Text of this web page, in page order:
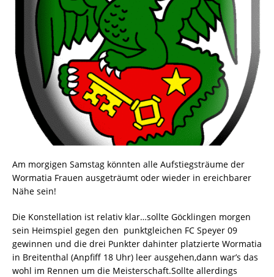
Am morgigen Samstag könnten alle Aufstiegsträume der
Wormatia Frauen ausgeträumt oder wieder in ereichbarer
Nähe sein!
Die Konstellation ist relativ klar…sollte Göcklingen morgen
sein Heimspiel gegen den punktgleichen FC Speyer 09
gewinnen und die drei Punkter dahinter platzierte Wormatia
in Breitenthal (Anpfiff 18 Uhr) leer ausgehen,dann war’s das
wohl im Rennen um die Meisterschaft.Sollte allerdings